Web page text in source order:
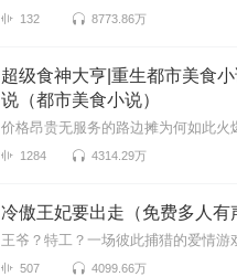
132 8773.86万
超级食神大亨|重生都市美食
说（都市美食小说）
价格昂贵无服务的路边摊为何如此火
1284 4314.29万
冷傲王妃要出走（免费多人有
王爷？特工？一场彼此捕猎的爱情游
507 4099.66万